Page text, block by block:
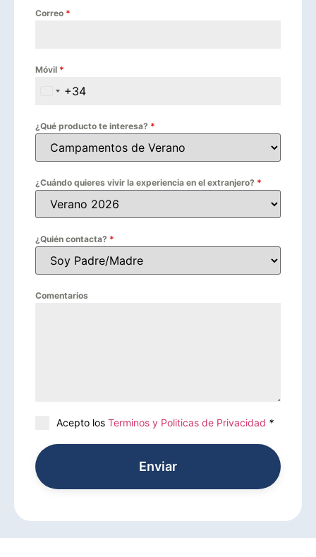
Correo *
Móvil *
Spain +34
+34
¿Qué producto te interesa? *
¿Cuándo quieres vivir la experiencia en el extranjero? *
¿Quién contacta? *
Comentarios
Acepto los Terminos y Politicas de Privacidad *
Enviar